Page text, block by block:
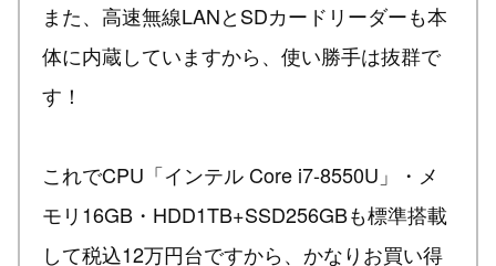
また、高速無線LANとSDカードリーダーも本
体に内蔵していますから、使い勝手は抜群で
す！
これでCPU「インテル Core i7-8550U」・メ
モリ16GB・HDD1TB+SSD256GBも標準搭載
して税込12万円台ですから、かなりお買い得